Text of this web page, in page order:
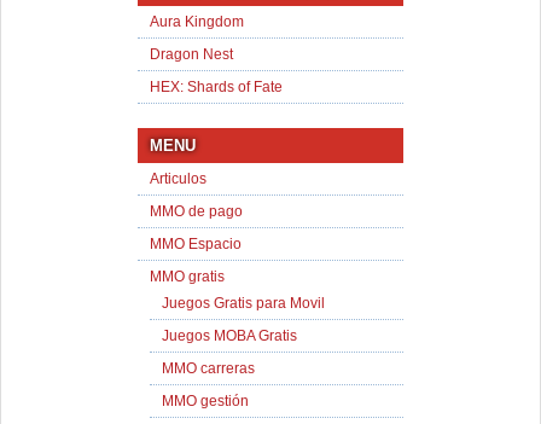
Aura Kingdom
Dragon Nest
HEX: Shards of Fate
MENU
Articulos
MMO de pago
MMO Espacio
MMO gratis
Juegos Gratis para Movil
Juegos MOBA Gratis
MMO carreras
MMO gestión